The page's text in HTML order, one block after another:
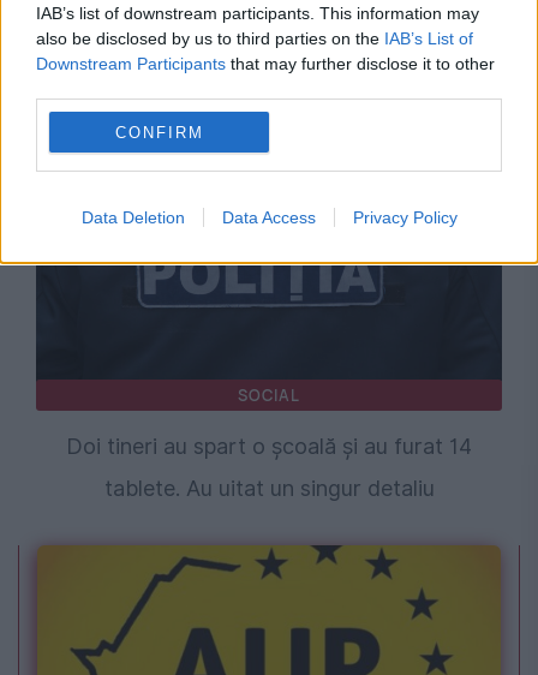
IAB’s list of downstream participants. This information may
also be disclosed by us to third parties on the IAB’s List of
Downstream Participants that may further disclose it to other
CONFIRM
Data Deletion Data Access Privacy Policy
Operațiune antiteroristă de amploare în
Olanda. Patru tineri, cercetați pentru
pregătirea unui atentat
SOCIAL
Doi tineri au spart o școală și au furat 14
tablete. Au uitat un singur detaliu